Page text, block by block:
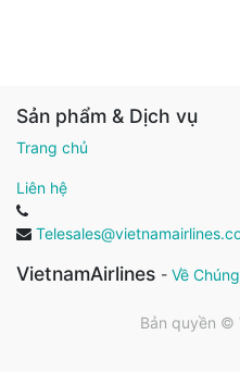
Sản phẩm & Dịch vụ
Trang chủ
Liên hệ
VietnamAirlines - Về
Bản quyền ©